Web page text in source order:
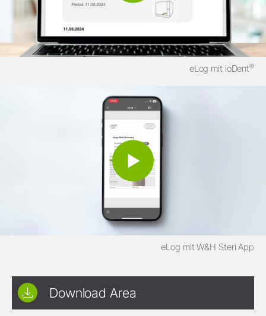
eLog mit ioDent®
eLog mit W&H Steri App
Download Area